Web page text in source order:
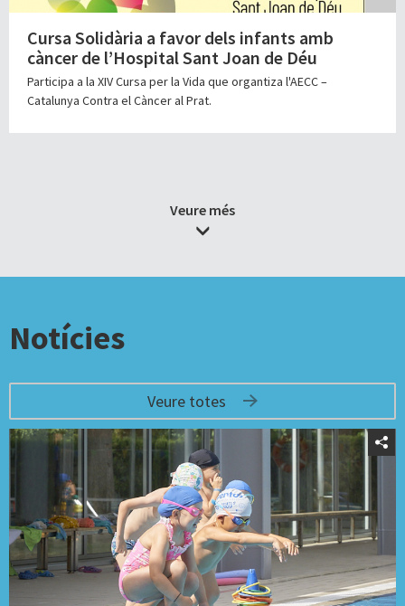
Cursa Solidària a favor dels infants amb
càncer de l’Hospital Sant Joan de Déu
Participa a la XIV Cursa per la Vida que organtiza l'AECC –
Catalunya Contra el Càncer al Prat.
Veure més
Notícies
Veure totes